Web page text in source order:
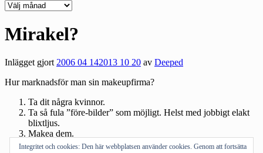
Deepedition
Mirakel?
Inlägget gjort2006 04 142013 10 20 av Deeped
Hur marknadsför man sin makeupfirma?
Ta dit några kvinnor.
Ta så fula ”före-bilder” som möjligt. Helst med jobbigt elakt
blixtljus.
Makea dem.
Ta snygga ”efter-bilder” och retuschera dem gärna lite också.
Integritet och cookies: Den här webbplatsen använder cookies. Genom att fortsätta